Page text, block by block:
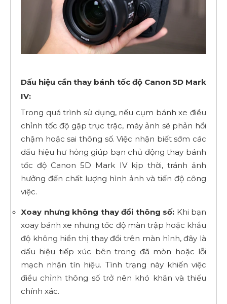
Dấu hiệu cần thay bánh tốc độ Canon 5D Mark
IV:
Trong quá trình sử dụng, nếu cụm bánh xe điều
chỉnh tốc độ gặp trục trặc, máy ảnh sẽ phản hồi
chậm hoặc sai thông số. Việc nhận biết sớm các
dấu hiệu hư hỏng giúp bạn chủ động thay bánh
tốc độ Canon 5D Mark IV kịp thời, tránh ảnh
hưởng đến chất lượng hình ảnh và tiến độ công
việc.
Xoay nhưng không thay đổi thông số: Khi bạn
xoay bánh xe nhưng tốc độ màn trập hoặc khẩu
độ không hiển thị thay đổi trên màn hình, đây là
dấu hiệu tiếp xúc bên trong đã mòn hoặc lỗi
mạch nhận tín hiệu. Tình trạng này khiến việc
điều chỉnh thông số trở nên khó khăn và thiếu
chính xác.